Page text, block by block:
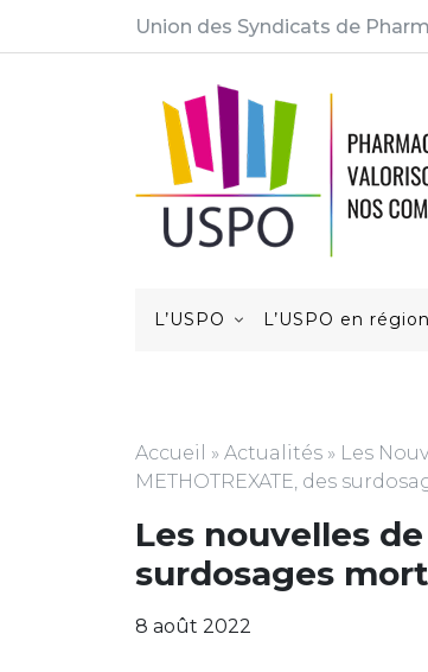
Union des Syndicats de
L’USPO L’USPO en région
Accueil » Actualités » Les
METHOTREXATE, des
Les nouvelles
surdosages
8 août 2022